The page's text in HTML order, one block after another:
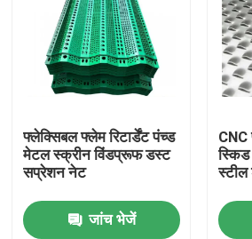
वी.आर. शो
हमारे बारे में
कारखाने का दौरा
गुणवत्ता नियंत्रण
फ्लेक्सिबल फ्लेम रिटार्डेंट पंच्ड
मेटल स्क्रीन विंडप्रूफ डस्ट
सप्रेशन नेट
जांच भेजें
CNC
स्किड
स्टील